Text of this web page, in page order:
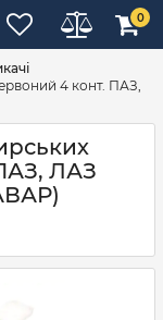
0
4 конт. ПАЗ,
ЛАЗ